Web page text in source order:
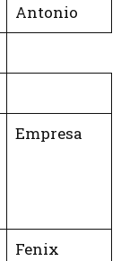
Antonio
Empresa
Fenix